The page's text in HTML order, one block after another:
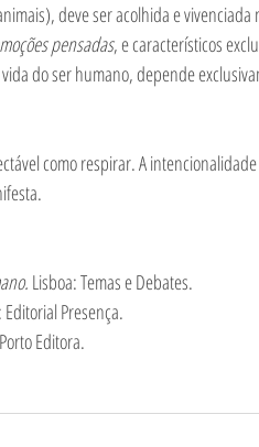
deve ser acolhida e
pensadas, e característicos
do ser humano, depende
como respirar. A
Lisboa: Temas e Debates.
Editorial Presença.
Editora.